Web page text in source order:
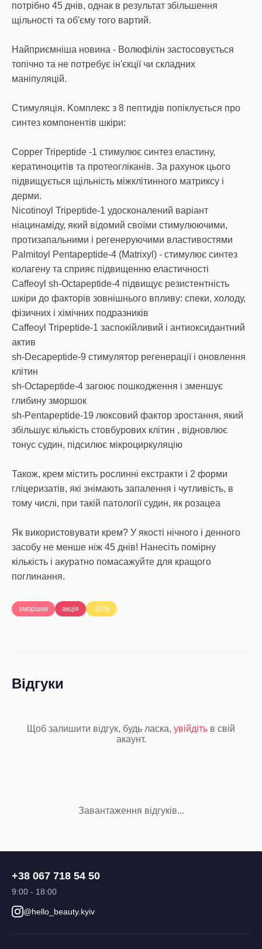
потрібно 45 днів, однак в результат збільшення
щільності та об'єму того вартий.
Найприємніша новина - Волюфілін застосовується
топічно та не потребує ін'єкції чи складних
маніпуляцій.
Стимуляція. Kомплекс з 8 пептидів попіклується про
синтез компонентів шкіри:
Copper Tripeptide -1 стимулює синтез еластину,
кератиноцитів та протеогліканів. За рахунок цього
підвищується щільність міжклітинного матриксу і
дерми.
Nicotinoyl Tripeptide-1 удосконалений варіант
ніацинаміду, який відомий своїми стимулюючими,
протизапальними і регенеруючими властивостями
Palmitoyl Pentapeptide-4 (Matrixyl) - стимулює синтез
колагену та сприяє підвищенню еластичності
Caffeoyl sh-Octapeptide-4 підвищує резистентність
шкіри до факторів зовнішнього впливу: спеки, холоду,
фізичних і хімічних подразників
Caffeoyl Tripeptide-1 заспокійливий і антиоксидантний
актив
sh-Decapeptide-9 стимулятор регенерації і оновлення
клітин
sh-Octapeptide-4 загоює пошкодження і зменшує
глибину зморшок
sh-Pentapeptide-19 люксовий фактор зростання, який
збільшує кількість стовбурових клітин , відновлює
тонус судин, підсилює мікроциркуляцію
Також, крем містить рослинні екстракти і 2 форми
гліцеризатів, які знімають запалення і чутливість, в
тому числі, при такій патології судин, як розацеа
Як використовувати крем? У якості нічного і денного
засобу не менше ніж 45 днів! Нанесіть помірну
кількість і акуратно помасажуйте для кращого
поглинання.
зморшки акція -30%
Відгуки
Щоб залишити відгук, будь ласка, увійдіть в свій
акаунт.
Завантаження відгуків...
+38 067 718 54 50
9:00 - 18:00
@hello_beauty.kyiv